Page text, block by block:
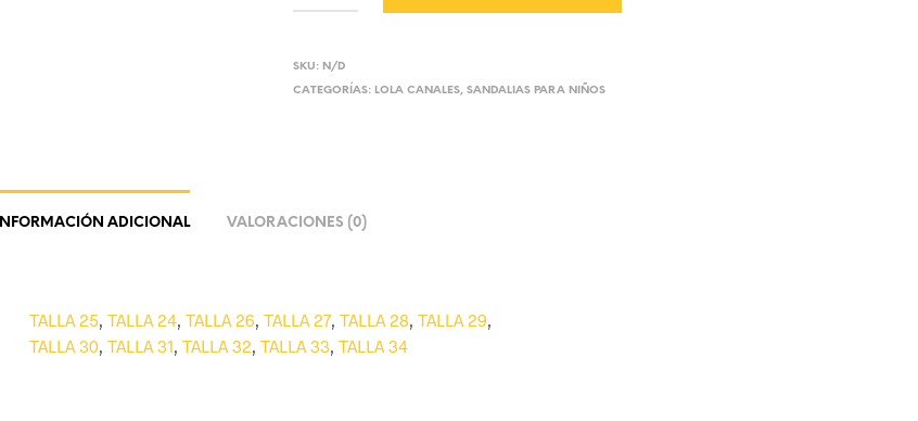
SKU: N/D
CATEGORÍAS: LOLA CANALES,SANDALIAS PARA NIÑOS
INFORMACIÓN ADICIONAL VALORACIONES (0)
TALLA 25 TALLA 24 TALLA 26 TALLA 27 TALLA 28 TALLA 29
TALLA 30 TALLA 31 TALLA 32 TALLA 33 TALLA 34